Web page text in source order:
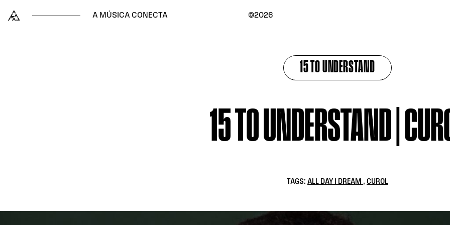
Alataj
A MÚSICA CONECTA ©2026
15 TO UNDERSTAND
15 TO UNDERSTAND |
TAGS: ALL DAY I DREAM , CUROL